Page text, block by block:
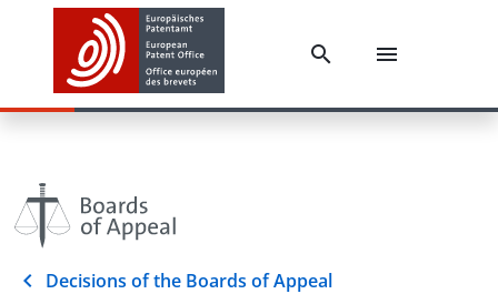
Decisions of the Boards of Appeal